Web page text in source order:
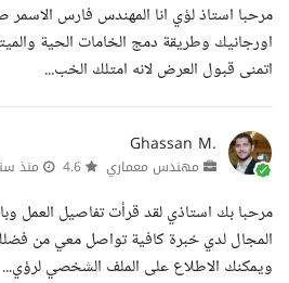
مرحبا استاذ لؤي انا المهندس فارس
اورجانيك وطريقة دمج الخامات الحية
اتمنى قبول العرض لانه امتلك الخب...
Ghassan M.
مهندس معماري منذ
مرحبا بك استاذي لقد قرأت تفاصيل العمل
المجال لدي خبرة كافية تواصل معي من
ويمكنك الاطلاع على الملف الشخصي لرؤي...